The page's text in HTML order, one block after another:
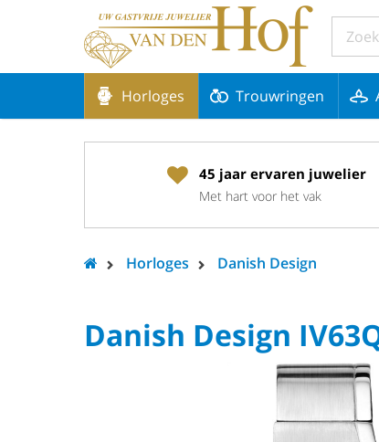
Horloges Trouwringen
45 jaar ervaren juwelier
Met hart voor het vak
Horloges Danish Design
Danish Design